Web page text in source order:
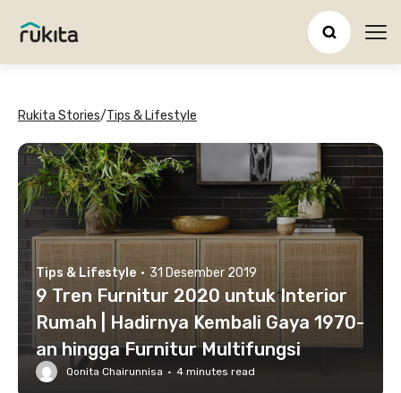
Rukita Stories/Tips & Lifestyle
Tips & Lifestyle · 31 Desember 2019
9 Tren Furnitur 2020 untuk Interior
Rumah | Hadirnya Kembali Gaya 1970-
an hingga Furnitur Multifungsi
Qonita Chairunnisa · 4 minutes read